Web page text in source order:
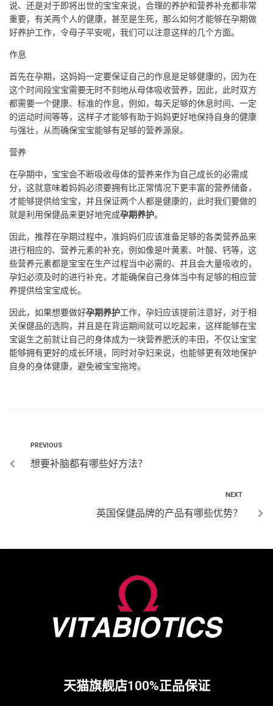
说、还是对于即将出世的宝宝来说，合理的养护和营养补充都非常
重要，有关两个人的健康，甚至是生死，那么如何才能够在孕期做
好养护工作，令母子平安呢，我们可以注意这样的几个方面。
作息
首先在孕期，这妈妈一定要保证自己的作息是足够健康的，因为在
这个时间段宝宝需要无时不刻地从母体吸收营养，因此，此时双方
都需要一个健康、标准的作息，例如，每天足够的休息时间、一定
的运动时间等等，这样子才能够有助于妈妈更好地保持自身的健康
与强壮，从而确保宝宝能够有足够的营养源泉。
营养
在孕期中，宝宝会不断吸收母体的营养来作为自己成长的必需成
分，这就意味着妈妈必须要拥有比正常情况下更丰富的营养储备，
才能够提供给宝宝，并且保证两个人都是健康的，此时我们要做的
就是利用保健品来更好地完成孕期养护。
因此，推荐在孕期过程中，准妈妈们应该准备足够的各类营养品来
进行相应的、营养元素的补充，例如像是叶黄素、叶酸、钙等，这
些营养元素都是宝宝在生产过程当中必需的、并且会大量吸收的，
孕妇必须及时的进行补充，才能确保自己身体当中有足够的相应营
养提供给宝宝成长。
因此，如果想要做好孕期养护工作，孕妇应该提前注意好，对于相
关保健品的选购，并且是在背运期间就可以吃起来，这样能够在宝
宝诞生之前就让自己的身体成为一块营养肥沃的丰田，不仅让宝宝
能够拥有更好的成长环境，同时对孕妇来说，也能够更有效地保护
自身的身体健康，避免被宝宝拖垮。
PREVIOUS
想要补脑都有哪些好方法？
NEXT
英国保健品牌的产品有哪些优势？
天猫旗舰店100%正品保证